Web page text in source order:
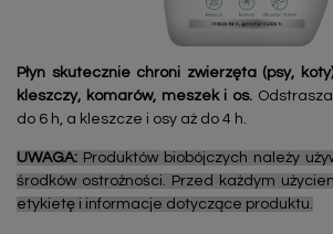
Płyn skutecznie chroni zwierzęta (psy,
kleszczy, komarów, meszek i os.
do 6 h, a kleszcze i osy aż do 4 h.
UWAGA: Produktów biobójczych należy
środków ostrożności. Przed każdym
etykietę i informacje dotyczące produktu.